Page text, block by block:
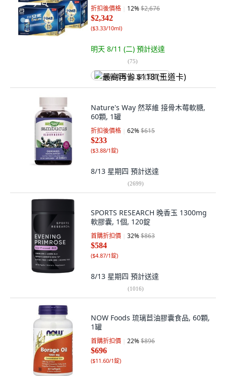
折扣後價格 12%$2,676
$2,342
($3.33/10ml)
明天 8/11 (二) 預計送達
(75)
最高再省 $118 (王道卡)
Nature's Way 然萃維 接骨木莓軟糖,
60顆, 1罐
折扣後價格 62%$615
$233
($3.88/1錠)
8/13 星期四 預計送達
(2699)
SPORTS RESEARCH 晚香玉 1300mg
軟膠囊, 1個, 120錠
首購折扣價 32%$863
$584
($4.87/1錠)
8/13 星期四 預計送達
(1016)
NOW Foods 琉璃苣油膠囊食品, 60顆,
1罐
首購折扣價 22%$896
$696
($11.60/1錠)